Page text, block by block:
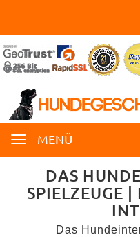
MENÜ
DAS
SPIELZEUGE |
Das